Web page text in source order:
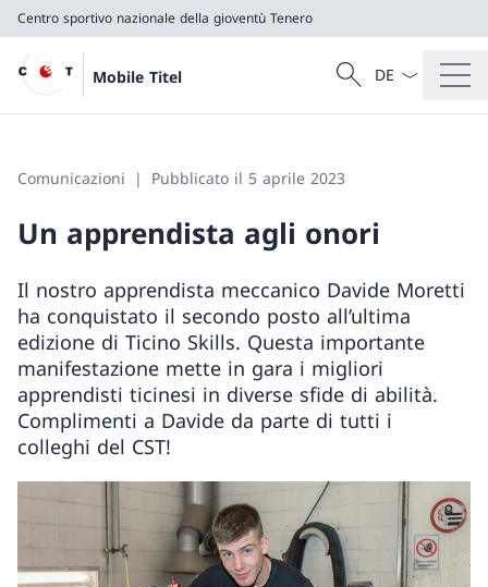
Centro sportivo nazionale della gioventù Tenero
Mobile Titel
Cercare
Ricerca
Dal menu a
Comunicazioni Pubblicato il 5 aprile 2023
Un apprendista agli onori
Il nostro apprendista meccanico Davide Moretti
ha conquistato il secondo posto all’ultima
edizione di Ticino Skills. Questa importante
manifestazione mette in gara i migliori
apprendisti ticinesi in diverse sfide di abilità.
Complimenti a Davide da parte di tutti i
colleghi del CST!